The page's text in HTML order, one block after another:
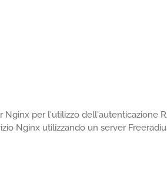
per l'utilizzo dell'autenticazione
Nginx utilizzando un server